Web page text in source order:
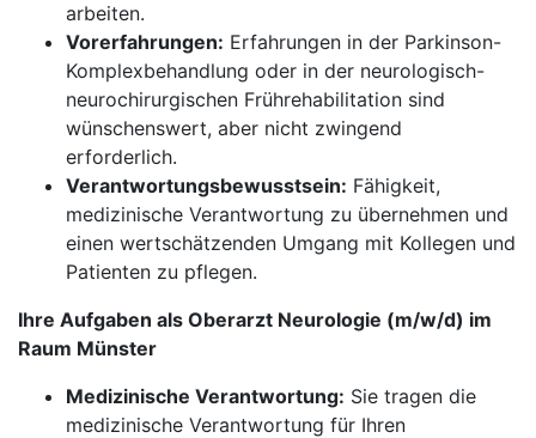
arbeiten.
Vorerfahrungen: Erfahrungen in der Parkinson-
Komplexbehandlung oder in der neurologisch-
neurochirurgischen Frührehabilitation sind
wünschenswert, aber nicht zwingend
erforderlich.
Verantwortungsbewusstsein: Fähigkeit,
medizinische Verantwortung zu übernehmen und
einen wertschätzenden Umgang mit Kollegen und
Patienten zu pflegen.
Ihre Aufgaben als Oberarzt Neurologie (m/w/d) im
Raum Münster
Medizinische Verantwortung: Sie tragen die
medizinische Verantwortung für Ihren